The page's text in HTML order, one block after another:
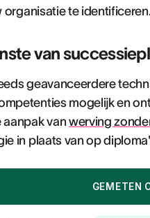
te
van
geavanceerdere
mogelijk en
aanpak vanwerving
in plaats van op
GEMETEN